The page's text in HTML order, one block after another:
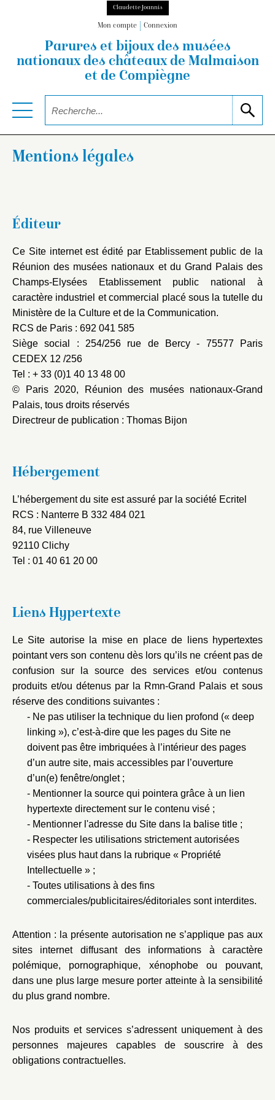
Claudette Joannis
Mon compte Connexion
Parures et bijoux des musées
nationauxdes châteaux de Malmaison
et de Compiègne
Mentions légales
Éditeur
Ce Site internet est édité par Etablissement public de la
Réunion des musées nationaux et du Grand Palais des
Champs-Elysées Etablissement public national à
caractère industriel et commercial placé sous la tutelle du
Ministère de la Culture et de la Communication.
RCS de Paris : 692 041 585
Siège social : 254/256 rue de Bercy - 75577 Paris
CEDEX 12 /256
Tel : + 33 (0)1 40 13 48 00
© Paris 2020, Réunion des musées nationaux-Grand
Palais, tous droits réservés
Directreur de publication : Thomas Bijon
Hébergement
L’hébergement du site est assuré par la société Ecritel
RCS : Nanterre B 332 484 021
84, rue Villeneuve
92110 Clichy
Tel : 01 40 61 20 00
Liens Hypertexte
Le Site autorise la mise en place de liens hypertextes
pointant vers son contenu dès lors qu’ils ne créent pas de
confusion sur la source des services et/ou contenus
produits et/ou détenus par la Rmn-Grand Palais et sous
réserve des conditions suivantes :
Ne pas utiliser la technique du lien profond (« deep
linking »), c’est-à-dire que les pages du Site ne
doivent pas être imbriquées à l’intérieur des pages
d’un autre site, mais accessibles par l’ouverture
d’un(e) fenêtre/onglet ;
Mentionner la source qui pointera grâce à un lien
hypertexte directement sur le contenu visé ;
Mentionner l'adresse du Site dans la balise title ;
Respecter les utilisations strictement autorisées
visées plus haut dans la rubrique « Propriété
Intellectuelle » ;
Toutes utilisations à des fins
commerciales/publicitaires/éditoriales sont interdites.
Attention : la présente autorisation ne s’applique pas aux
sites internet diffusant des informations à caractère
polémique, pornographique, xénophobe ou pouvant,
dans une plus large mesure porter atteinte à la sensibilité
du plus grand nombre.
Nos produits et services s’adressent uniquement à des
personnes majeures capables de souscrire à des
obligations contractuelles.